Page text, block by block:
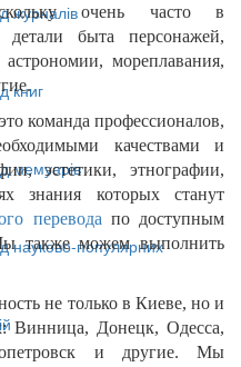
журналів
книг
мемуарів
науково-популярних
очень часто в
детали быта персонажей,
мореплавания,
команда профессионалов,
качествами и
эстетики, этнографии,
знания которых станут
перевода по доступным
также можем выполнить
не только в Киеве, но и
Винница, Донецк, Одесса,
и другие. Мы